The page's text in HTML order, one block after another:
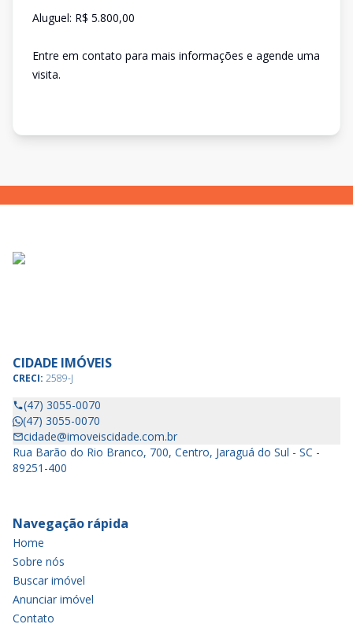
Aluguel: R$ 5.800,00
Entre em contato para mais informações e agende uma
visita.
CIDADE IMÓVEIS
CRECI: 2589-J
(47) 3055-0070
(47) 3055-0070
cidade@imoveiscidade.com.br
Rua Barão do Rio Branco, 700, Centro, Jaraguá do Sul - SC -
89251-400
Navegação rápida
Home
Sobre nós
Buscar imóvel
Anunciar imóvel
Contato